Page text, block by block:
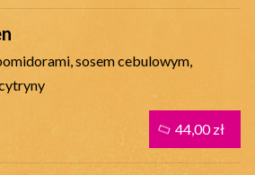
sosem cebulowym,